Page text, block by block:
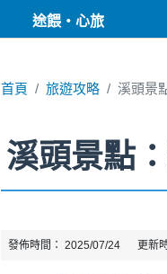
途餵・心旅
首頁 旅遊攻略 溪頭景
溪頭景點
發佈時間： 2025/07/24 更新